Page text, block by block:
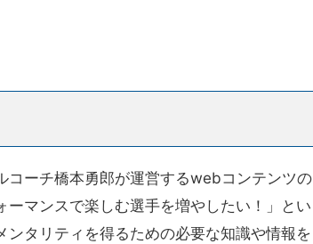
コーチ橋本勇郎が運営するwebコンテンツの
マンスで楽しむ選手を増やしたい！」とい
ンタリティを得るための必要な知識や情報を